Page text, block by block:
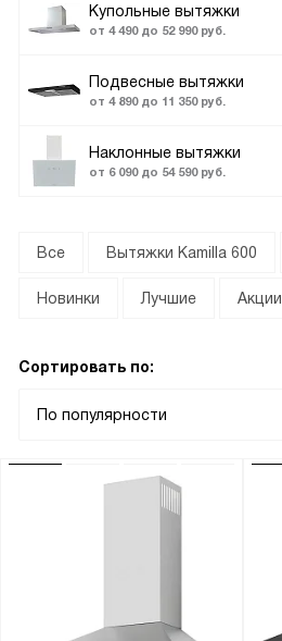
Купольные вытяжки
от 4 490 до 52 990 руб.
Подвесные вытяжки
от 4 890 до 11 350 руб.
Наклонные вытяжки
от 6 090 до 54 590 руб.
Все Вытяжки Kamilla 600
Новинки Лучшие Акции
Сортировать по:
По популярности